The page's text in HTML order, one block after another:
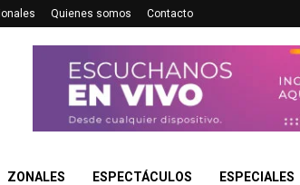
Quienes somos Contacto
ZONALES ESPECTÁCULOS ESPECIALES